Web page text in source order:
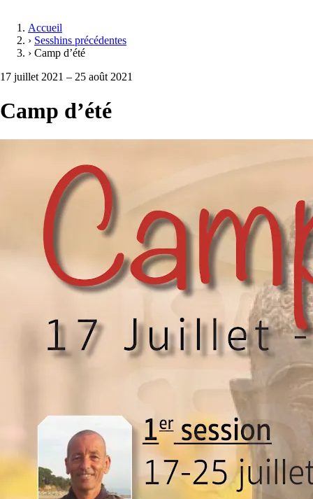
Accueil
› Sesshins précédentes
› Camp d’été
17 juillet 2021 – 25 août 2021
Camp d’été